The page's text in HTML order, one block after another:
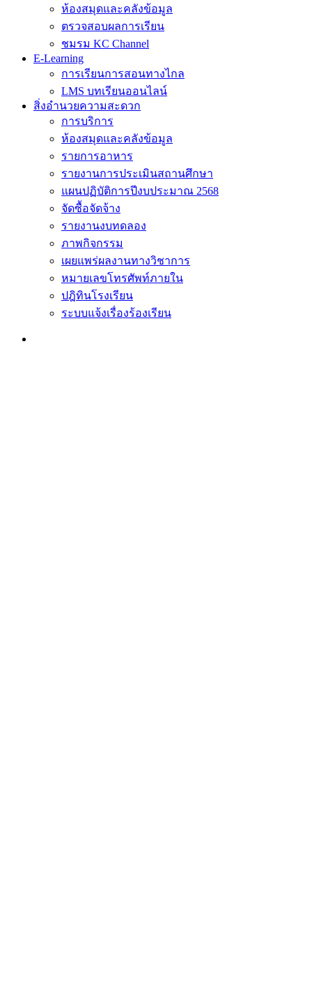
ห้องสมุดและคลังข้อมูล
ตรวจสอบผลการเรียน
ชมรม KC Channel
E-Learning
การเรียนการสอนทางไกล
LMS บทเรียนออนไลน์
สิ่งอำนวยความสะดวก
การบริการ
ห้องสมุดและคลังข้อมูล
รายการอาหาร
รายงานการประเมินสถานศึกษา
แผนปฏิบัติการปีงบประมาณ 2568
จัดซื้อจัดจ้าง
รายงานงบทดลอง
ภาพกิจกรรม
เผยแพร่ผลงานทางวิชาการ
หมายเลขโทรศัพท์ภายใน
ปฎิทินโรงเรียน
ระบบแจ้งเรื่องร้องเรียน